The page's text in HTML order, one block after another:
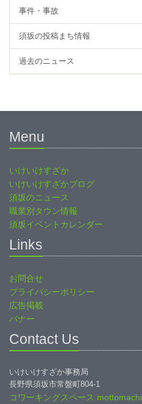
事件・事故
須坂の投稿まち情報
過去のニュース
Menu
いけいけすざか
いけいけすざかブログ
須坂のニュース
職業別タウン情報
須坂イベントカレンダー
Links
お問合せ
プライバシーポリシー
広告掲載
バナー
Contact Us
いけいけすざか事務局
長野県須坂市常盤町804-1
コワーキングスペース mottomachi